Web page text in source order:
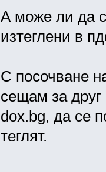
А може ли да
изтеглени в
С посочване
сещам за друг
dox.bg, да се
теглят.